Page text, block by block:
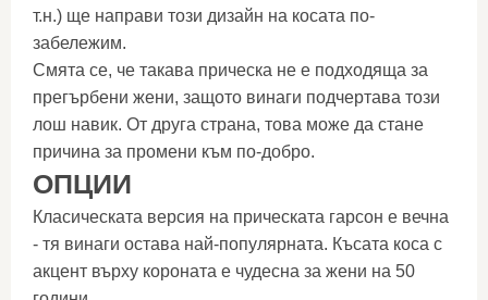
т.н.) ще направи този дизайн на косата по-
забележим.
Смята се, че такава прическа не е подходяща за
прегърбени жени, защото винаги подчертава този
лош навик. От друга страна, това може да стане
причина за промени към по-добро.
ОПЦИИ
Класическата версия на прическата гарсон е вечна
- тя винаги остава най-популярната. Късата коса с
акцент върху короната е чудесна за жени на 50